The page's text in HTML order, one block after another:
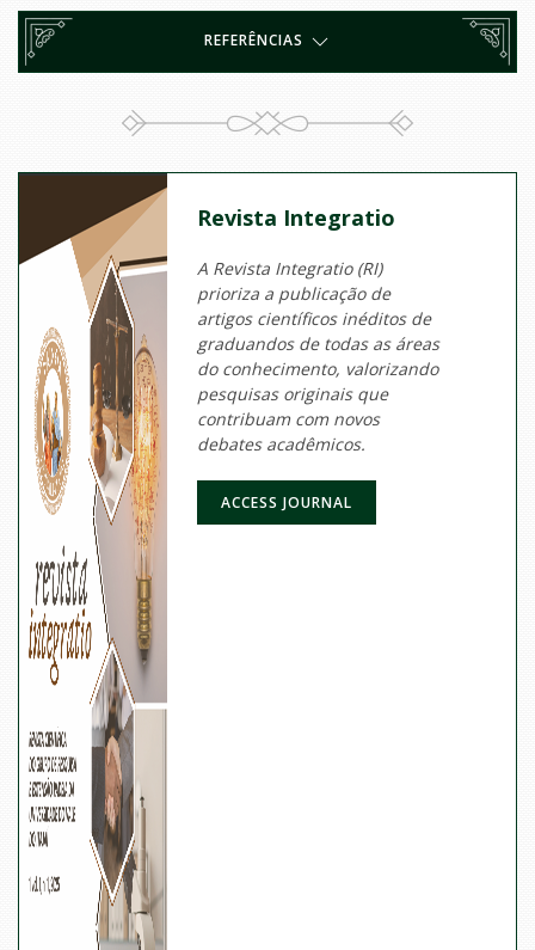
REFERÊNCIAS
Revista Integratio
A Revista Integratio (RI)
prioriza a publicação de
artigos científicos inéditos de
graduandos de todas as áreas
do conhecimento, valorizando
pesquisas originais que
contribuam com novos
debates acadêmicos.
ACCESS JOURNAL